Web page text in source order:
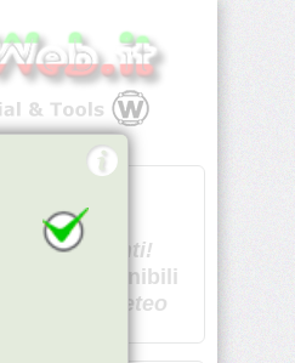
U - -
Spiacenti!
non disponibili
Dati meteo